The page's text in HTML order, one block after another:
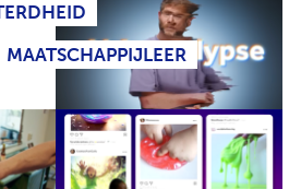
MAATSCHAPPIJLEER